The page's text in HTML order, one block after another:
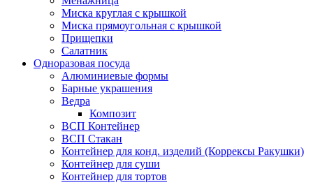
Миска круглая с крышкой
Миска прямоугольная с крышкой
Прищепки
Салатник
Одноразовая посуда
Алюминиевые формы
Барные украшения
Ведра
Композит
ВСП Контейнер
ВСП Стакан
Контейнер для конд. изделий (Коррексы Ракушки)
Контейнер для суши
Контейнер для тортов